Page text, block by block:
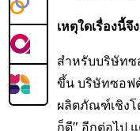
เหตุใดเรื่องนี้
สำหรับบริษัทซ
ขึ้น บริษัทซอฟ
ผลิตภัณฑ์เชิงโ
ก็ดี" อีกต่อไป